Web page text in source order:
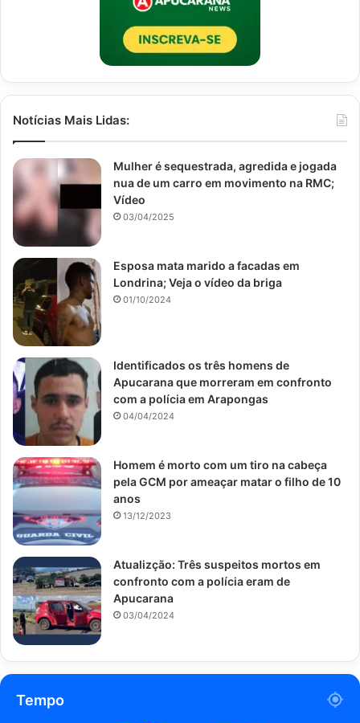
Notícias Mais Lidas:
Mulher é sequestrada, agredida e jogada
nua de um carro em movimento na RMC;
Vídeo
03/04/2025
Esposa mata marido a facadas em
Londrina; Veja o vídeo da briga
01/10/2024
Identificados os três homens de
Apucarana que morreram em confronto
com a polícia em Arapongas
04/04/2024
Homem é morto com um tiro na cabeça
pela GCM por ameaçar matar o filho de 10
anos
13/12/2023
Atualizção: Três suspeitos mortos em
confronto com a polícia eram de
Apucarana
03/04/2024
Tempo